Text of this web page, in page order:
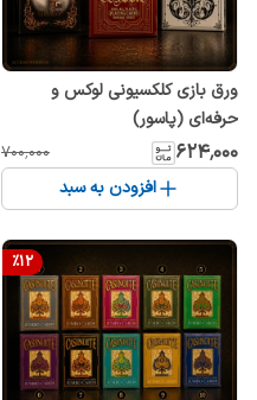
ورق بازی کلکسیونی لوکس و
حرفه‌ای (پاسور)
۶۲۴٬۰۰۰ ۷۰۰٬۰۰۰
افزودن به سبد
%12